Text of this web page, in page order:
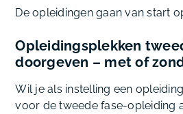
De opleidingen gaan van start
Opleidingsplekken
doorgeven – met of
Wil je als instelling een
voor de tweede fase-opleiding